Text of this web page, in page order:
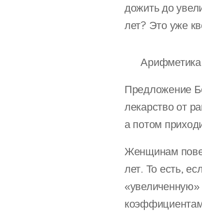
дожить до
лет? Это уже
📉
Предложение
лекарство от
а потом
Женщинам
лет. То есть,